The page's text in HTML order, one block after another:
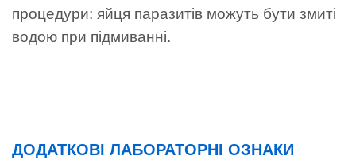
процедури: яйця паразитів можуть бути змиті
водою при підмиванні.
ДОДАТКОВІ ЛАБОРАТОРНІ ОЗНАКИ